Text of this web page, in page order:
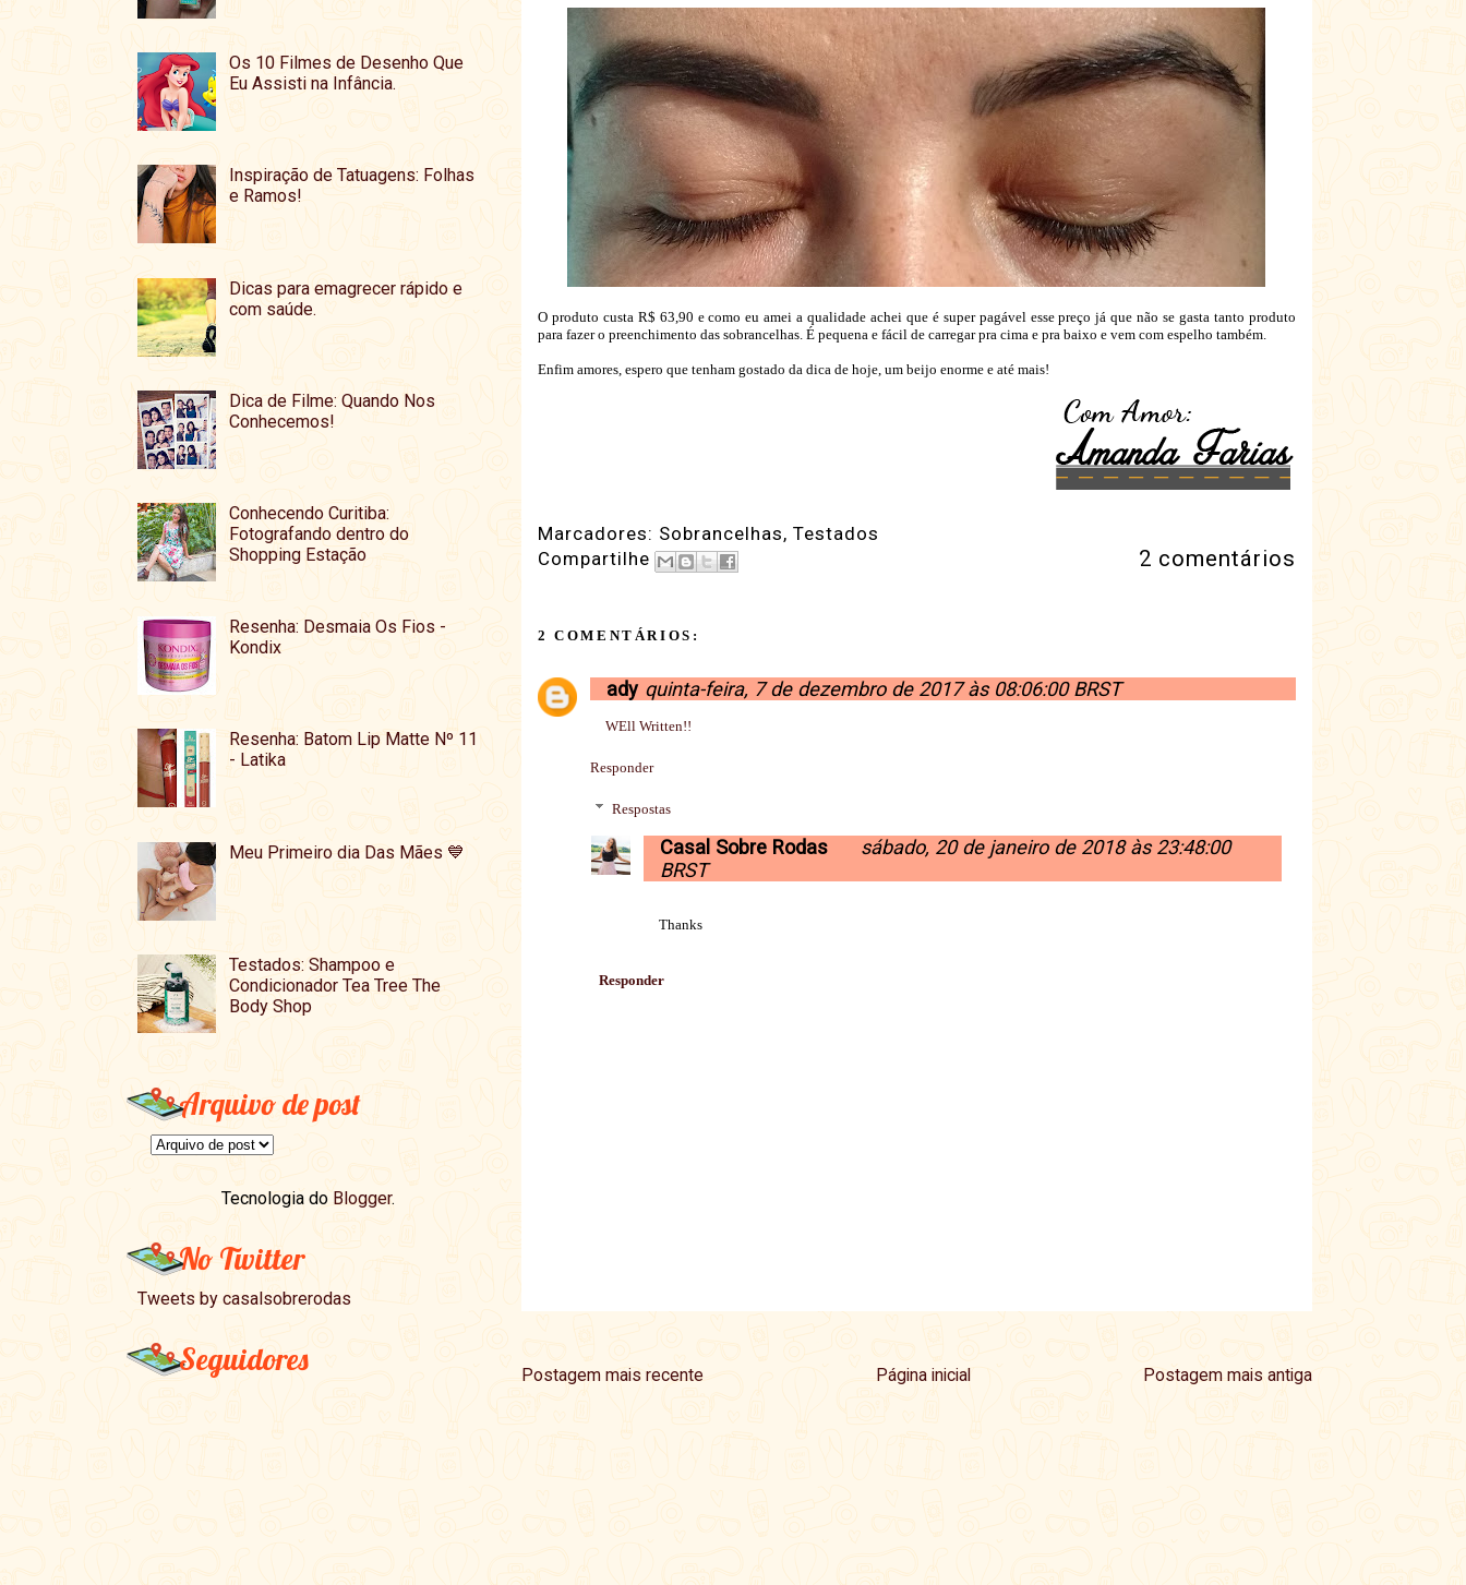
O produto custa R$ 63,90 e como eu amei a qualidade achei que é super pagável esse preço já que não se gasta tanto produto
para fazer o preenchimento das sobrancelhas. É pequena e fácil de carregar pra cima e pra baixo e vem com espelho também.
Enfim amores, espero que tenham gostado da dica de hoje, um beijo enorme e até mais!
Marcadores: Sobrancelhas,Testados
Compartilhe
2 comentários
2 COMENTÁRIOS:
ady quinta-feira, 7 de dezembro de 2017 às 08:06:00 BRST
WEll Written!!
Responder
Respostas
Casal Sobre Rodas
sábado, 20 de janeiro de 2018 às 23:48:00
BRST
Thanks
Responder
Postagem mais recente Postagem mais antiga
Página inicial
Os 10 Filmes de Desenho Que
Eu Assisti na Infância.
Inspiração de Tatuagens: Folhas
e Ramos!
Dicas para emagrecer rápido e
com saúde.
Dica de Filme: Quando Nos
Conhecemos!
Conhecendo Curitiba:
Fotografando dentro do
Shopping Estação
Resenha: Desmaia Os Fios -
Kondix
Resenha: Batom Lip Matte Nº 11
- Latika
Meu Primeiro dia Das Mães 💙
Testados: Shampoo e
Condicionador Tea Tree The
Body Shop
Arquivo de post
Tecnologia do Blogger.
No Twitter
Tweets by casalsobrerodas
Seguidores